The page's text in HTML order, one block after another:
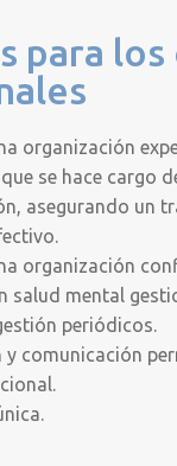
para
organización
se hace cargo
asegurando un
organización
salud mental
periódicos.
comunicación